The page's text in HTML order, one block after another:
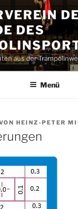
DES
aus der
Menü
HEINZ-PETER